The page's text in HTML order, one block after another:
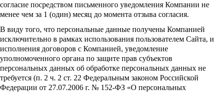
согласие посредством письменного уведомления Компании не
менее чем за 1 (один) месяц до момента отзыва согласия.
В виду того, что персональные данные получены Компанией
исключительно в рамках использования пользователем Сайта, и
исполнения договоров с Компанией, уведомление
уполномоченного органа по защите прав субъектов
персональных данных об обработке персональных данных не
требуется (п. 2 ч. 2 ст. 22 Федеральным законом Российской
Федерации от 27.07.2006 г. № 152-ФЗ «О персональных